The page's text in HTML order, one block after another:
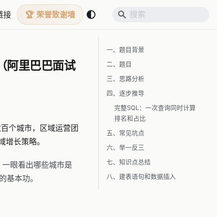
接 荣誉致谢墙
阿里巴巴面试
个城市，区域运营团
长策略。
眼看出哪些城市是
基本功。
一、题目背景
二、题目
三、思路分析
四、逐步推导
完整SQL：一次查询同时计算
排名和占比
五、常见坑点
六、举一反三
七、知识点总结
八、建表语句和数据插入